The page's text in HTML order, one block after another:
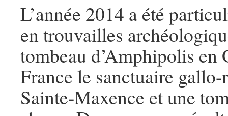
L’année 2014 a été
en trouvailles
tombeau d’Amphipolis en
France le sanctuaire
Sainte-Maxence et une